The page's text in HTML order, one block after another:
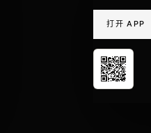
打开 APP